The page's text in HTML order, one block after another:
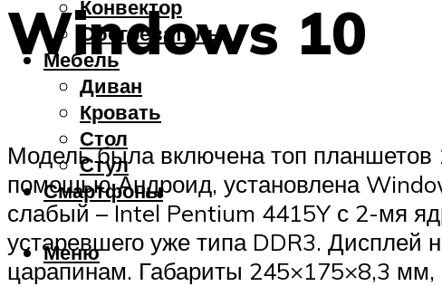
Конвектор
Обогреватель
Мебель
Диван
Кровать
Стол
Стул
Смартфоны
Меню
Windows 10
Модель была включена топ планшетов
помощью Андроид, установлена
слабый – Intel Pentium 4415Y с 2-мя
устаревшего уже типа DDR3. Дисплей
царапинам. Габариты 245×175×8,3 мм,